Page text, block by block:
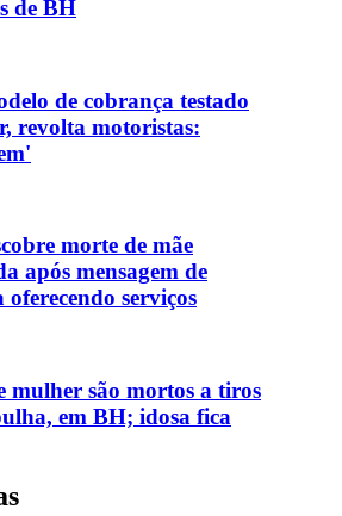
de BH
de cobrança testado
revolta motoristas:
morte de mãe
após mensagem de
serviços
mulher são mortos a tiros
em BH; idosa fica